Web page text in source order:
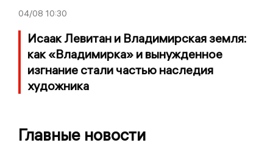
04/08 10:30
Исаак Левитан и Владимирская земля:
как «Владимирка» и вынужденное
изгнание стали частью наследия
художника
Главные новости